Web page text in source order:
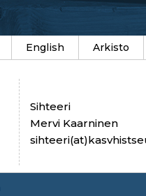
English Arkisto
Sihteeri
Mervi Kaarninen